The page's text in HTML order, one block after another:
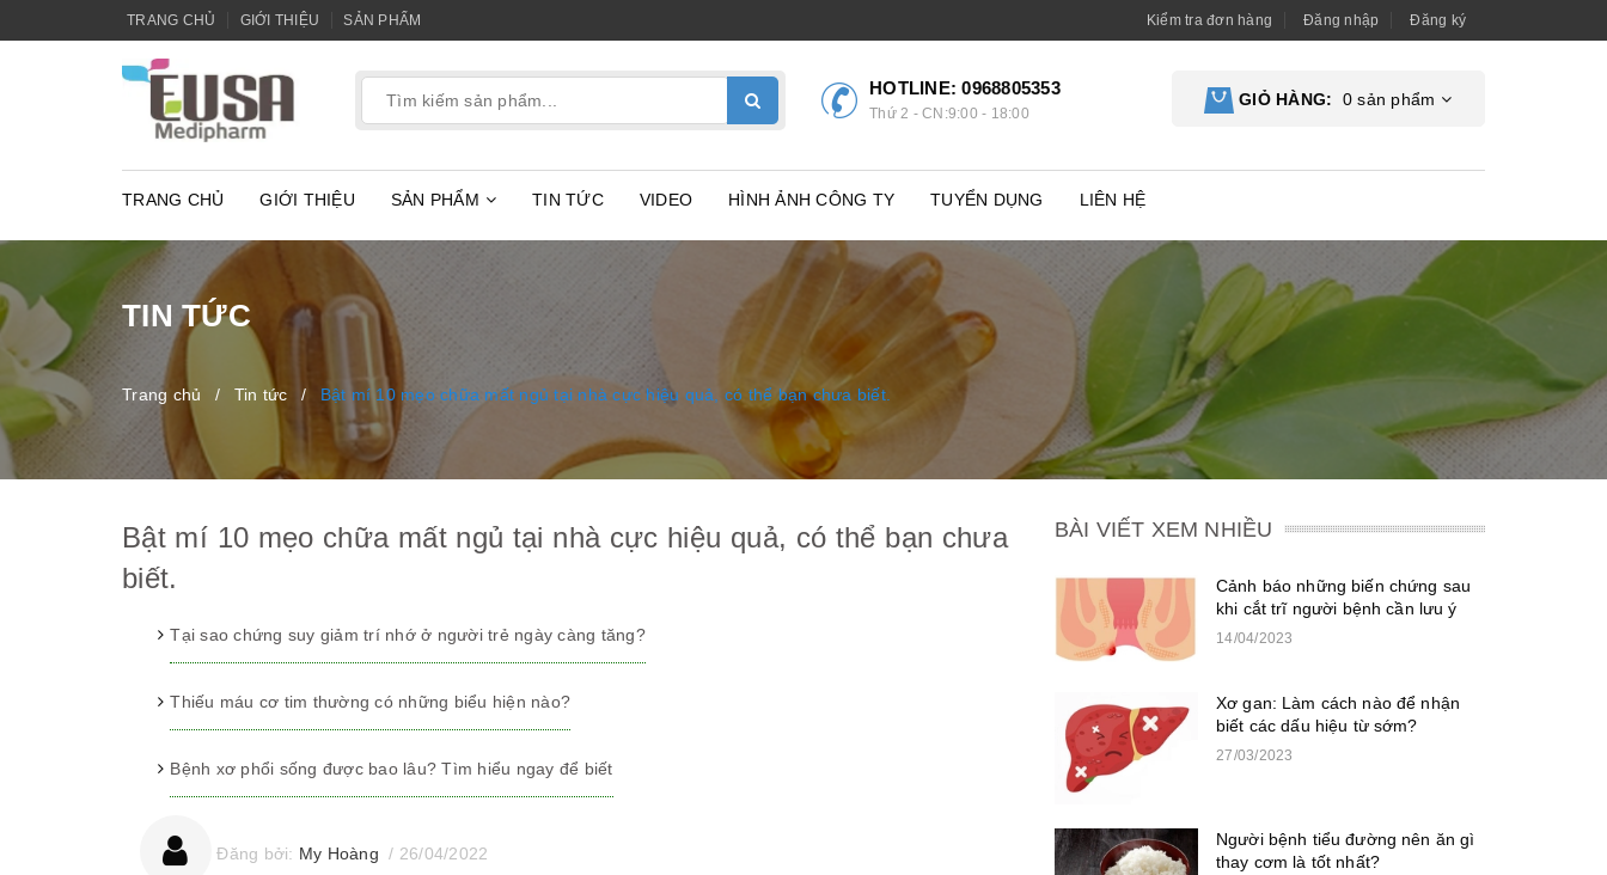
TRANG CHỦ GIỚI THIỆU SẢN PHẨM Kiểm tra đơn hàng Đăng nhập Đăng ký
HOTLINE:0968805353
Thứ 2 - CN:9:00 - 18:00
GIỎ HÀNG: 0 sản phẩm
TRANG CHỦ GIỚI THIỆU SẢN PHẨM TIN TỨC VIDEO HÌNH ẢNH CÔNG TY TUYỂN DỤNG LIÊN HỆ
TIN TỨC
Trang chủ / Tin tức / Bật mí 10 mẹo chữa mất ngủ tại nhà cực hiệu quả, có thể bạn chưa biết.
Bật mí 10 mẹo chữa mất ngủ tại nhà cực hiệu quả, có thể bạn chưa
biết.
Tại sao chứng suy giảm trí nhớ ở người trẻ ngày càng tăng?
Thiếu máu cơ tim thường có những biểu hiện nào?
Bệnh xơ phổi sống được bao lâu? Tìm hiểu ngay để biết
Đăng bởi: My Hoàng / 26/04/2022
BÀI VIẾT XEM NHIỀU
Cảnh báo những biến chứng sau
khi cắt trĩ người bệnh cần lưu ý
14/04/2023
Xơ gan: Làm cách nào để nhận
biết các dấu hiệu từ sớm?
27/03/2023
Người bệnh tiểu đường nên ăn gì
thay cơm là tốt nhất?